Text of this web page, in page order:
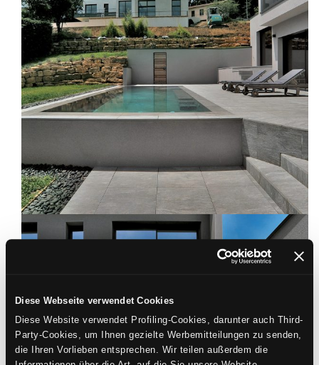
Diese Webseite verwendet Cookies
Diese Website verwendet Profiling-Cookies, darunter auch Third-
Party-Cookies, um Ihnen gezielte Werbemitteilungen zu senden,
die Ihren Vorlieben entsprechen. Wir teilen außerdem die